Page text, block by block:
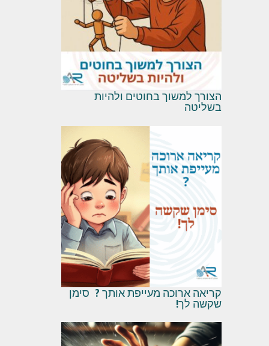
הצורך למשוך בחוטים ולהיות
בשליטה
קריאה ארוכה מעייפת אותך ? סימן
שקשה לך!